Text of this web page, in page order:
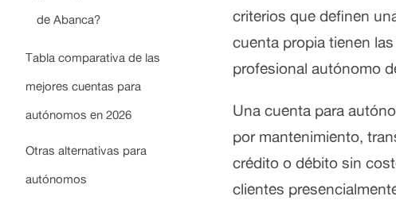
de Abanca?
Tabla comparativa de las
mejores cuentas para
autónomos en 2026
Otras alternativas para
autónomos
criterios que definen
cuenta propia tienen
profesional autónomo
Una cuenta para
por mantenimiento,
crédito o débito sin
clientes